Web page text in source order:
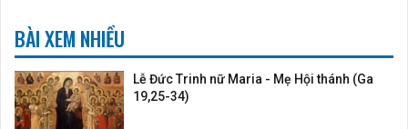
BÀI XEM NHIỀU
Lễ Đức Trinh nữ Maria - Mẹ Hội thánh (Ga
19,25-34)